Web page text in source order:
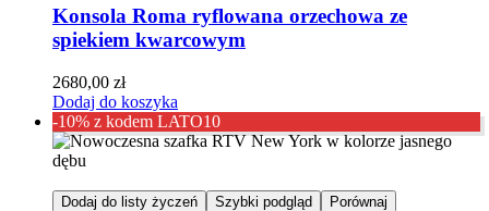
Konsola Roma ryflowana orzechowa ze
spiekiem kwarcowym
2680,00 zł
Dodaj do koszyka
-10% z kodem LATO10
Dodaj do listy życzeń Szybki podgląd Porównaj